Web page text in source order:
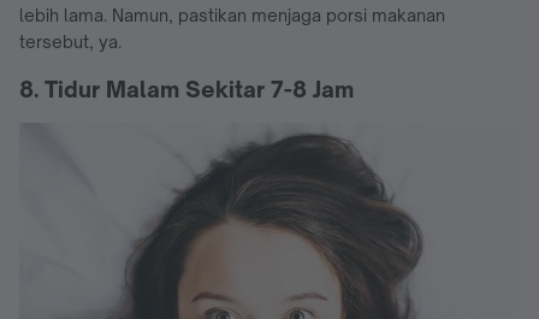
lebih lama. Namun, pastikan menjaga porsi makanan
tersebut, ya.
8. Tidur Malam Sekitar 7-8 Jam